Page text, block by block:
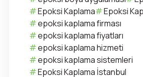
Epoksi Kaplama
Epoksi
epoksi kaplama firması
epoksi kaplama fiyatları
epoksi kaplama hizmeti
epoksi kaplama sistemleri
Epoksi Kaplama İstanbul